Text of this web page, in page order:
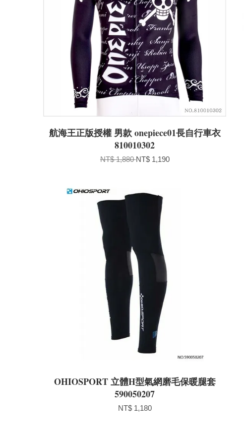
航海王正版授權 男款 onepiece01長自行車衣
810010302
NT$ 1,880NT$ 1,190
OHIOSPORT 立體H型氣網磨毛保暖腿套
590050207
NT$ 1,180